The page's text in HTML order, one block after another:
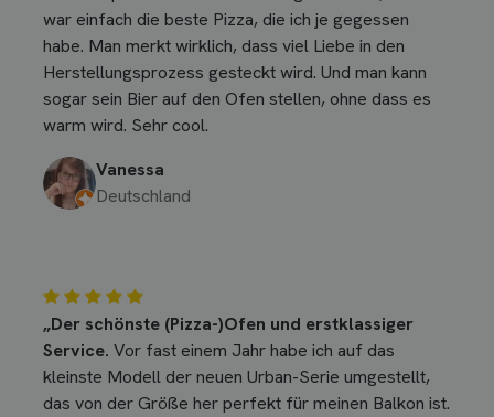
war einfach die beste Pizza, die ich je gegessen
habe. Man merkt wirklich, dass viel Liebe in den
Herstellungsprozess gesteckt wird. Und man kann
sogar sein Bier auf den Ofen stellen, ohne dass es
warm wird. Sehr cool.
Vanessa
Deutschland
„Der schönste (Pizza-)Ofen und erstklassiger
Service. Vor fast einem Jahr habe ich auf das
kleinste Modell der neuen Urban-Serie umgestellt,
das von der Größe her perfekt für meinen Balkon ist.